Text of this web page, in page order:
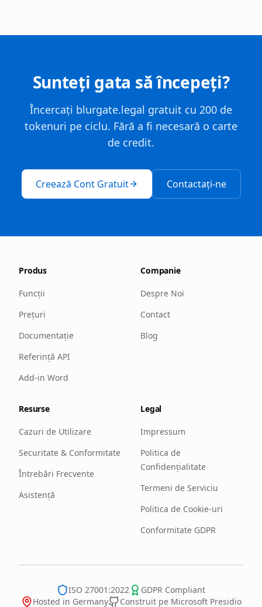
Sunteți gata să începeți?
Încercați blurgate.legal gratuit cu 200 de
tokenuri pe ciclu. Fără a fi necesară o carte
de credit.
Creează Cont Gratuit Contactați-ne
Produs
Funcții
Prețuri
Documentație
Referință API
Add-in Word
Companie
Despre Noi
Contact
Blog
Resurse
Cazuri de Utilizare
Securitate & Conformitate
Întrebări Frecvente
Asistență
Legal
Impressum
Politica de
Confidențialitate
Termeni de Serviciu
Politica de Cookie-uri
Conformitate GDPR
ISO 27001:2022
GDPR Compliant
Hosted in Germany
Construit pe Microsoft Presidio